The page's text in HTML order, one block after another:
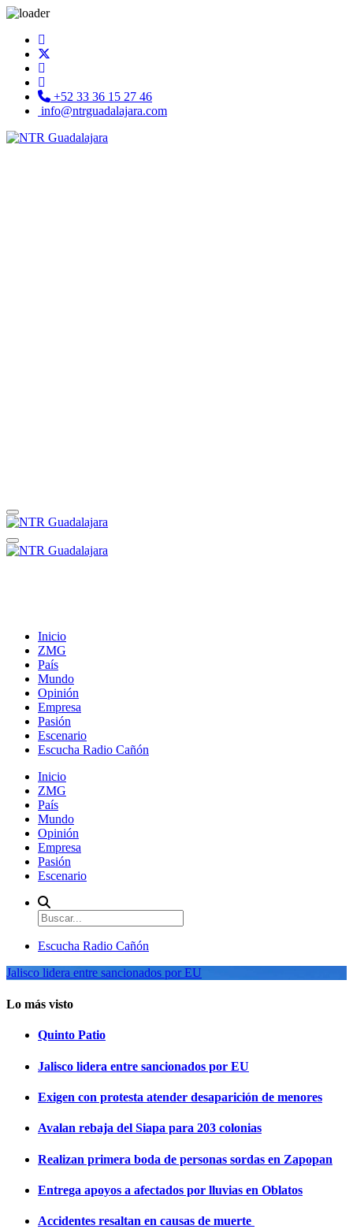
+52 33 36 15 27 46
info@ntrguadalajara.com
Inicio
ZMG
País
Mundo
Opinión
Empresa
Pasión
Escenario
Escucha Radio Cañón
Inicio
ZMG
País
Mundo
Opinión
Empresa
Pasión
Escenario
Escucha Radio Cañón
Jalisco lidera entre sancionados por EU
Lo más visto
Quinto Patio
Jalisco lidera entre sancionados por EU
Exigen con protesta atender desaparición de menores
Avalan rebaja del Siapa para 203 colonias
Realizan primera boda de personas sordas en Zapopan
Entrega apoyos a afectados por lluvias en Oblatos
Accidentes resaltan en causas de muerte